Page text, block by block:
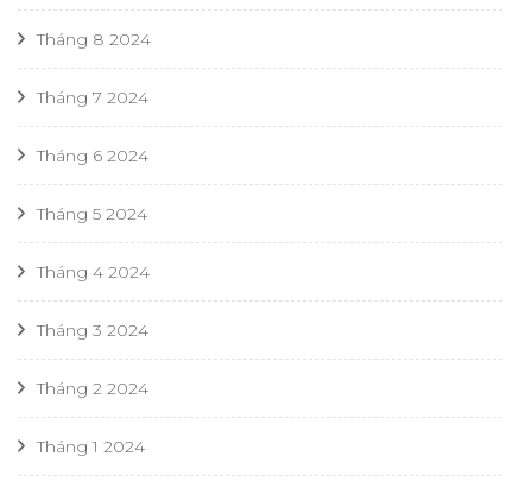
Tháng 8 2024
Tháng 7 2024
Tháng 6 2024
Tháng 5 2024
Tháng 4 2024
Tháng 3 2024
Tháng 2 2024
Tháng 1 2024